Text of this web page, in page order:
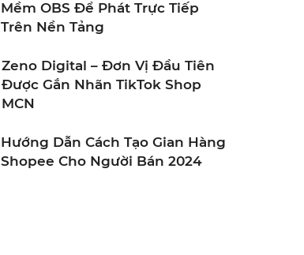
Mềm OBS Để Phát Trực Tiếp
Trên Nền Tảng
Zeno Digital – Đơn Vị Đầu Tiên
Được Gắn Nhãn TikTok Shop
MCN
Hướng Dẫn Cách Tạo Gian Hàng
Shopee Cho Người Bán 2024